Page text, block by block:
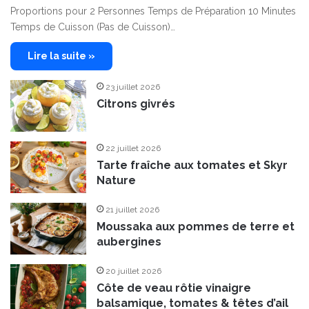
Proportions pour 2 Personnes Temps de Préparation 10 Minutes
Temps de Cuisson (Pas de Cuisson)…
Lire la suite »
23 juillet 2026
Citrons givrés
22 juillet 2026
Tarte fraîche aux tomates et Skyr
Nature
21 juillet 2026
Moussaka aux pommes de terre et
aubergines
20 juillet 2026
Côte de veau rôtie vinaigre
balsamique, tomates & têtes d’ail